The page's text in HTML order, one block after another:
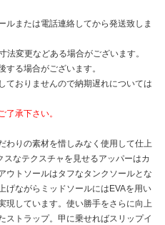
ルまたは電話連絡してから発送致しま
変更などある場合がございます。
る場合がございます。
ておりませんので納期遅れについては
承下さい。
わりの素材を惜しみなく使用して仕上
なテクスチャを見せるアッパーはカ
ウトソールはタフなタンクソールとな
げながらミッドソールにはEVAを用い
現しています。使い勝手をさらに向上
ストラップ。甲に乗せればスリップイ